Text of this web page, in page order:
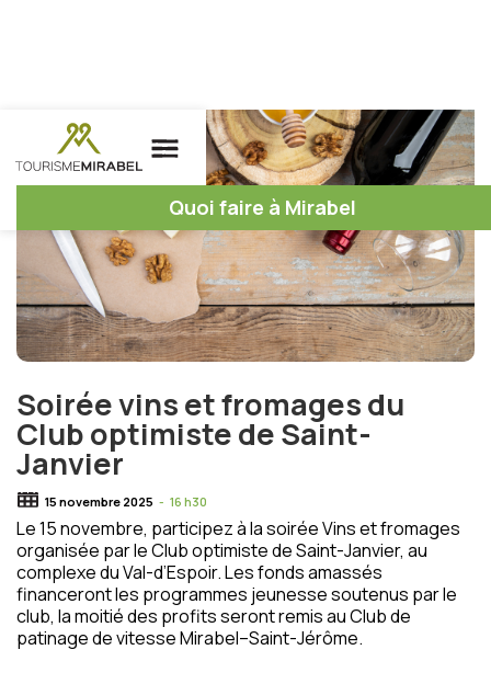
Quoi faire à Mirabel
Soirée vins et fromages du
Club optimiste de Saint-
Janvier
15 novembre 2025 - 16 h30
Le 15 novembre, participez à la soirée Vins et fromages
organisée par le Club optimiste de Saint-Janvier, au
complexe du Val-d’Espoir. Les fonds amassés
financeront les programmes jeunesse soutenus par le
club, la moitié des profits seront remis au Club de
patinage de vitesse Mirabel–Saint-Jérôme.